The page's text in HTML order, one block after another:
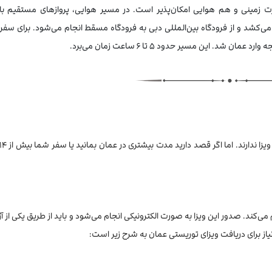
و هم هوایی امکان‌پذیر است. در مسیر هوایی، پروازهای مستقیم با
سلام ایر و فلای‌دبی حدود ۱ ساعت طول می‌کشد و از فرودگاه بین‌المللی دبی به فرودگاه مسقط انجام می‌شود. برای سفر
این مسیر حدود ۵ تا ۶ ساعت زمان می‌برد.
۳ ماهه است و امکان اقامت تا ۳۰ روز را فراهم می‌کند. صدور این ویزا به صورت الکترونیکی انجام می‌شود و باید از طریق
برای دریافت ویزای توریستی عمان به شرح زیر است: